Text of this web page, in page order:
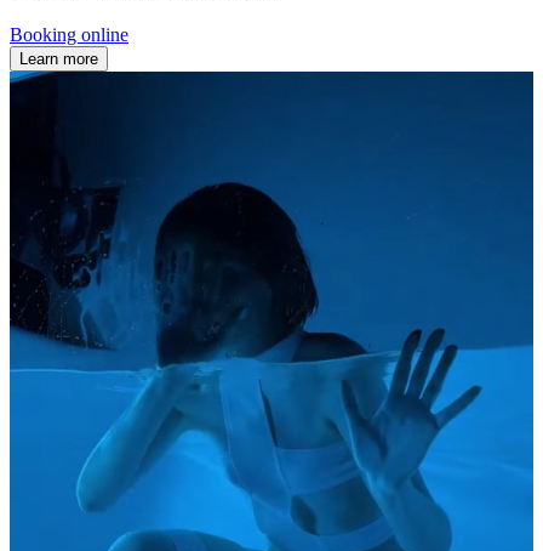
Booking online
Learn more